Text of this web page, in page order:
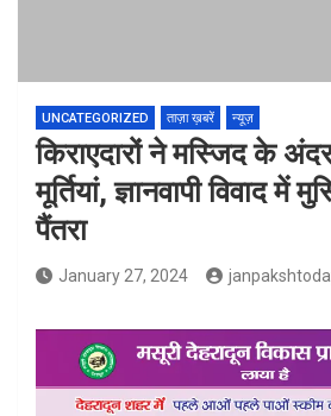
UNCATEGORIZED ताज़ा ख़बरें न्यूज़
किराएदारों ने मस्जिद के
मूर्तियां, ज्ञानवापी विवाद में
पैंतरा
January 27, 2024